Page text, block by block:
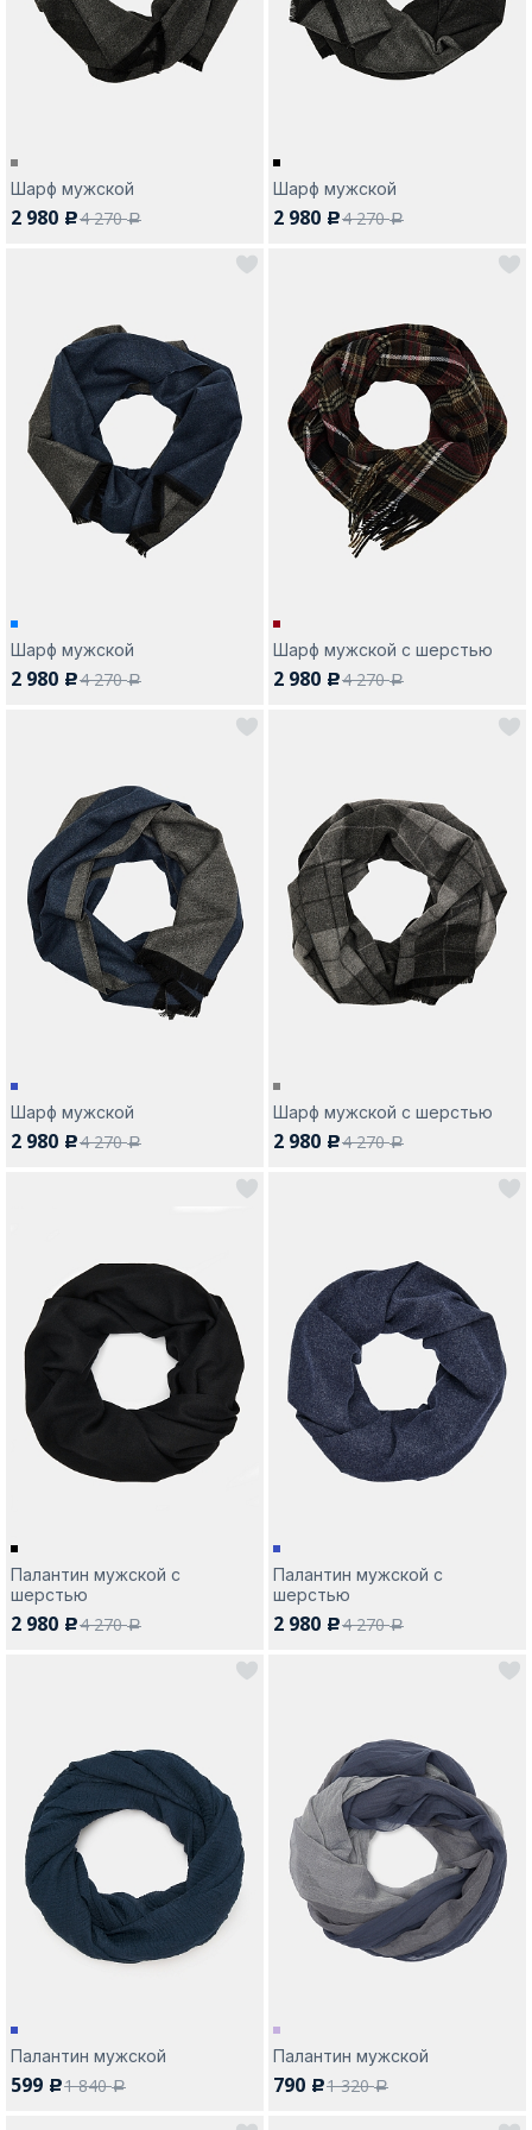
Да, все верно Изменить город
Покупателям
Шарф мужской
2 980 c4 270a
Шарф мужской
2 980 c4 270a
Шарф мужской
2 980 c4 270a
Шарф мужской с шерстью
2 980 c4 270a
Шарф мужской
2 980 c4 270a
Шарф мужской с шерстью
2 980 c4 270a
Палантин мужской с
шерстью
2 980 c4 270a
Палантин мужской с
шерстью
2 980 c4 270a
Палантин мужской
599 c1 840a
Палантин мужской
790 c1 320a